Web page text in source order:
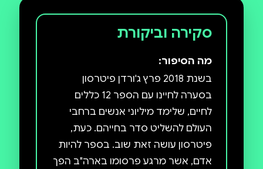
סקירה וביקורת
מה הסיפור:
בשנת 2018 פרץ ג'ורדן פיטרסון
בסערה לחיינו עם הספר 12 כללים
לחיים, שלימד מיליוני אנשים ברחבי
העולם להשליט סדר בחייהם. כעת,
פיטרסון עושה זאת שוב. בספר להיות
אדם, אשר מרגע פרסומו בארה"ב הפך